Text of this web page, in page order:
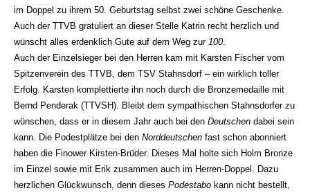
im Doppel zu ihrem 50. Geburtstag selbst zwei schöne Geschenke.
Auch der TTVB gratuliert an dieser Stelle Katrin recht herzlich und
wünscht alles erdenklich Gute auf dem Weg zur 100.
Auch der Einzelsieger bei den Herren kam mit Karsten Fischer vom
Spitzenverein des TTVB, dem TSV Stahnsdorf – ein wirklich toller
Erfolg. Karsten komplettierte ihn noch durch die Bronzemedaille mit
Bernd Penderak (TTVSH). Bleibt dem sympathischen Stahnsdorfer zu
wünschen, dass er in diesem Jahr auch bei den Deutschen dabei sein
kann. Die Podestplätze bei den Norddeutschen fast schon abonniert
haben die Finower Kirsten-Brüder. Dieses Mal holte sich Holm Bronze
im Einzel sowie mit Erik zusammen auch im Herren-Doppel. Dazu
herzlichen Glückwunsch, denn dieses Podestabo kann nicht bestellt,